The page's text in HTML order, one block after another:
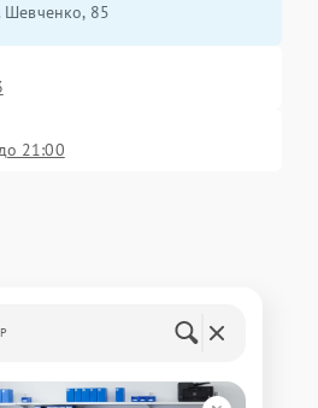
Шевченко, 85
21:00